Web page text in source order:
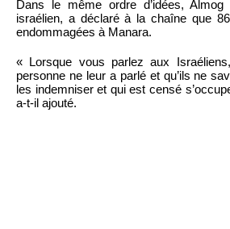
Dans le même ordre d’idées,
israélien, a déclaré à la chaîne que
endommagées à Manara.
« Lorsque vous parlez aux
personne ne leur a parlé et qu’ils ne
les indemniser et qui est censé
a-t-il ajouté.